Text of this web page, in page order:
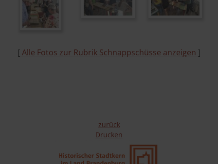
[Alle Fotos zur Rubrik Schnappschüsse anzeigen ]
zurück
Drucken